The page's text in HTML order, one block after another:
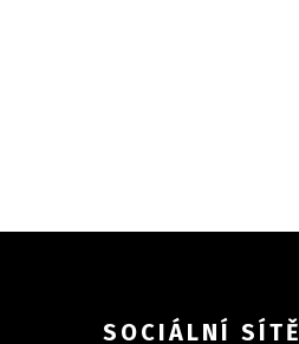
SOCIÁLNÍ SÍTĚ